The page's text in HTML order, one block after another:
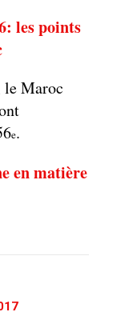
les points
le Maroc
e.
en matière